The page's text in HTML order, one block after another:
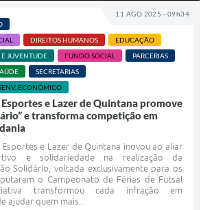
11 AGO 2025 - 09h34
DIREITOS HUMANOS
EDUCAÇÃO
E JUVENTUDE
FUNDO SOCIAL
PARCERIAS
SECRETARIAS
ECONÔMICO
e Lazer de Quintana promove
e transforma competição em
e Lazer de Quintana inovou ao aliar
e solidariedade na realização da
Solidário, voltada exclusivamente para os
o Campeonato de Férias de Futsal
transformou cada infração em
ajudar quem mais...